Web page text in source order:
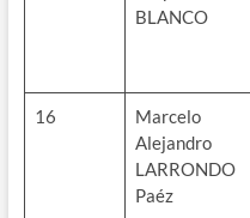
BLANCO
16
Marcelo
Alejandro
LARRONDO
Paéz